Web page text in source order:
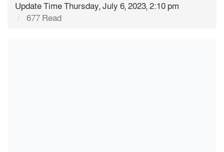
Update Time Thursday, July 6, 2023, 2:10 pm
677 Read